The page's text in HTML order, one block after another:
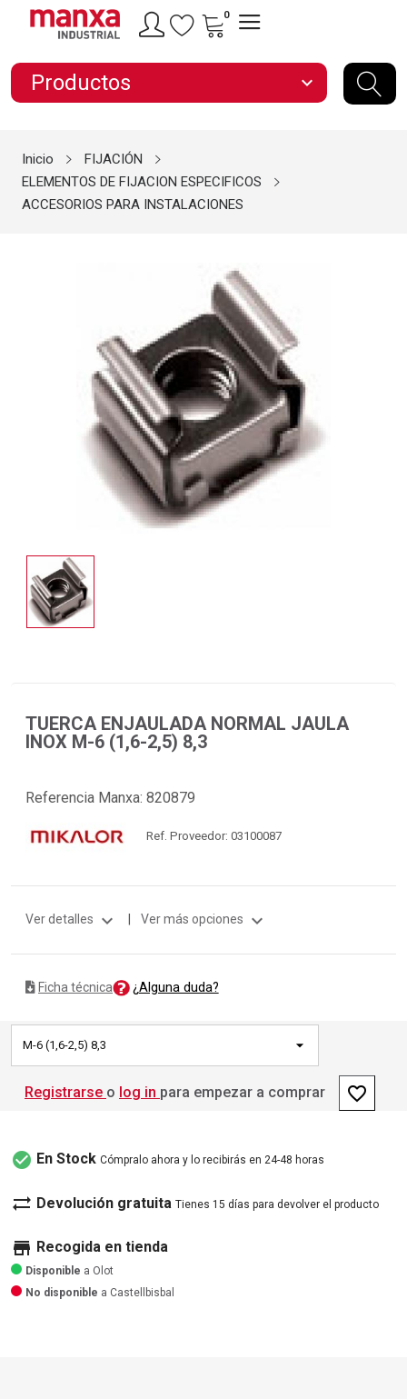
0
Productos expand_more
Inicio
FIJACIÓN
ELEMENTOS DE FIJACION ESPECIFICOS
ACCESORIOS PARA INSTALACIONES
TUERCA ENJAULADA NORMAL JAULA
INOX M-6 (1,6-2,5) 8,3
Referencia Manxa: 820879
Ref. Proveedor: 03100087
Ver detalles expand_more Ver más opciones expand_more
Ficha técnica ¿Alguna duda?
M-6 (1,6-2,5) 8,3
Registrarse o log in para empezar a comprar favorite_border
check_circle En Stock Cómpralo ahora y lo recibirás en 24-48 horas
sync_alt Devolución gratuita Tienes 15 días para devolver el producto
store Recogida en tienda
Disponible a Olot
No disponible a Castellbisbal